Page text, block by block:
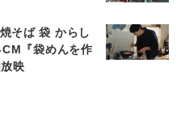
そば 袋 からし
『袋めんを作
映